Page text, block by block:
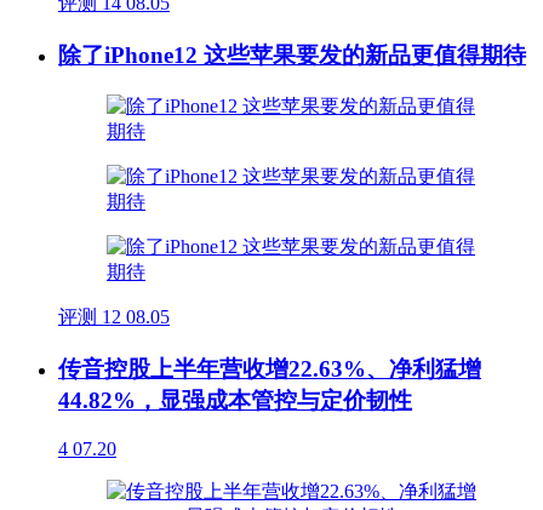
除了iPhone12 这些苹果要发的新品更值得期待
评测 12 08.05
传音控股上半年营收增22.63%、净利猛增
44.82%，显强成本管控与定价韧性
4 07.20